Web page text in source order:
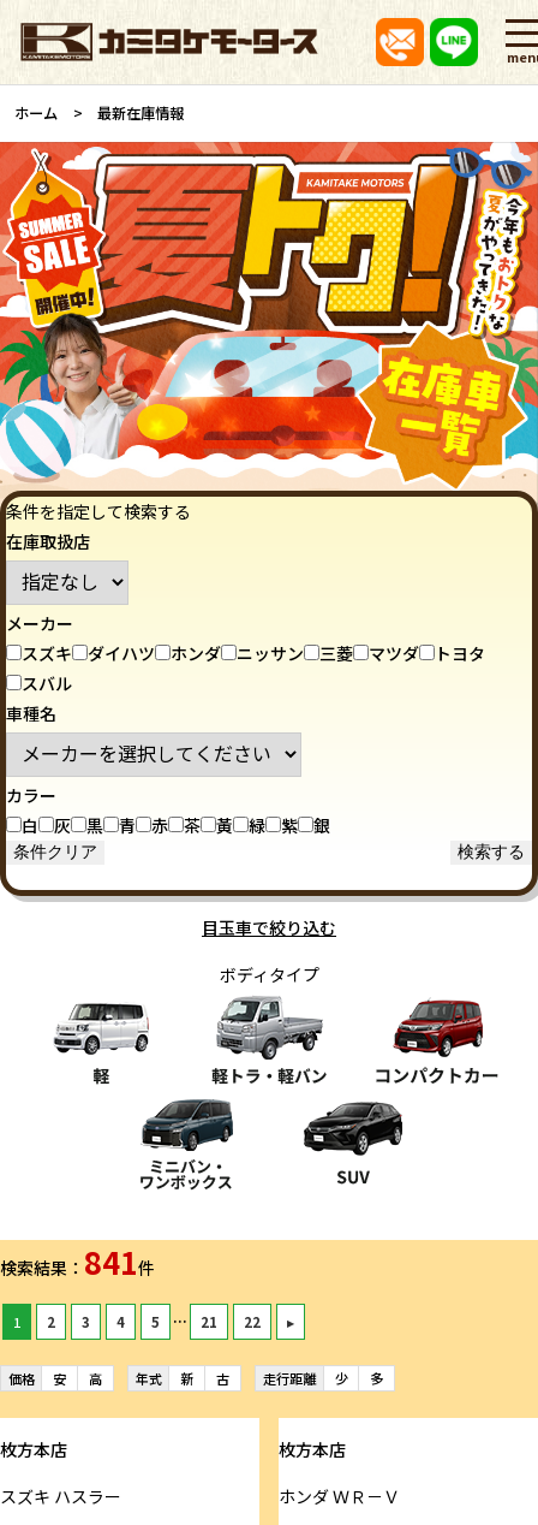
ホーム 最新在庫情報
条件を指定して検索する
在庫取扱店
メーカー
スズキ
ダイハツ ホンダ ニッサン 三菱 マツダ
トヨタ
スバル
車種名
カラー
白
灰 黒 青 赤 茶 黃 緑 紫 銀
目玉車で絞り込む
ボディタイプ
検索結果： 841件
1 2 3 4 5 ... 21 22 ▸
価格 安 高 年式 新 古 走行距離 少 多
枚方本店
スズキ ハスラー
枚方本店
ホンダＷＲ－Ｖ